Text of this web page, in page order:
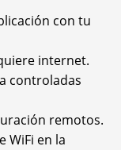
con tu
internet.
controladas
remotos.
WiFi en la